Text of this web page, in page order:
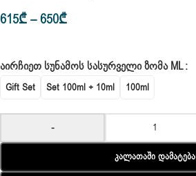
615₾–650₾
ᲐᲘᲠᲩᲘᲔᲗ ᲡᲣᲜᲐᲛᲝᲡ ᲡᲐᲡᲣᲠᲕᲔᲚᲘ ᲖᲝᲛᲐ ML
Gift Set Set 100ml + 10ml 100ml
-
Კალათაში Დამატება